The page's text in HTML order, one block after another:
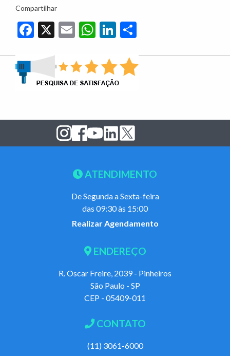
Compartilhar
Facebook
X EmailWhatsApp
LinkedIn
ATENDIMENTO
De Segunda a Sexta-feira
das 09:30 às 15:00
Realizar Agendamento
ENDEREÇO
R. Oscar Freire, 2039 - Pinheiros
São Paulo - SP
CEP - 05409-011
CONTATO
(11) 3061-6000